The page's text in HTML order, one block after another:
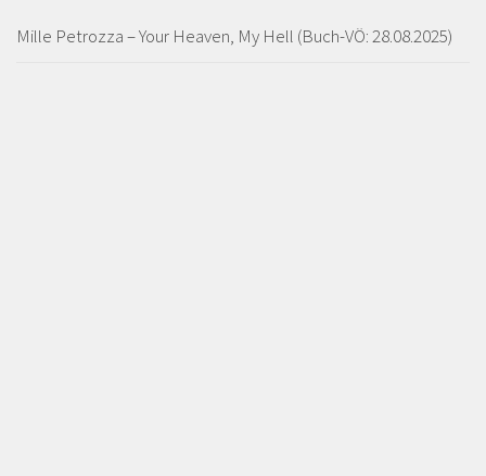
Mille Petrozza – Your Heaven, My Hell (Buch-VÖ: 28.08.2025)